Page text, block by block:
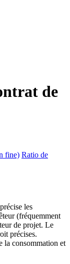
de
fine) Ratio de
les
(fréquemment
de projet. Le
précises.
la consommation et